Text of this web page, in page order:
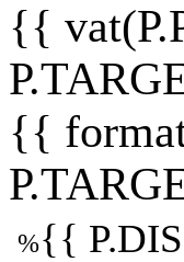
{{
{{
%{{